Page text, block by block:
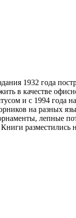
1932 года
в качестве
и с 1994 года
на разных
лепные
разместились